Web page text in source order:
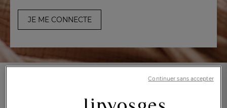
JE ME CONNECTE
Continuer sans accepter